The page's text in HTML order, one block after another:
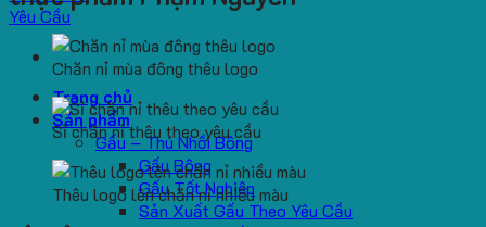
Trang chủ
Sản phẩm
Gấu – Thú Nhồi Bông
Gấu Bông
Gấu Tốt Nghiệp
Sản Xuất Gấu Theo Yêu Cầu
Chăn nỉ mùa đông thêu logo
Sỉ chăn nỉ thêu theo yêu cầu
Thêu logo lên chăn nỉ nhiều màu